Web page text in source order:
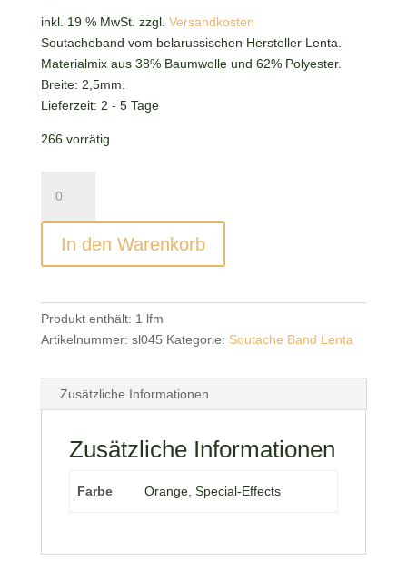
0,50 €
ist:
0,40 €.
inkl. 19 % MwSt. zzgl. Versandkosten
Soutacheband vom belarussischen Hersteller Lenta.
Materialmix aus 38% Baumwolle und 62% Polyester.
Breite: 2,5mm.
Lieferzeit: 2 - 5 Tage
266 vorrätig
Band
Lenta
Neon
Orange
In den Warenkorb
Produkt enthält: 1 lfm
Artikelnummer: sl045 Kategorie: Soutache Band Lenta
Zusätzliche Informationen
Zusätzliche Informationen
Farbe Orange, Special-Effects